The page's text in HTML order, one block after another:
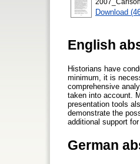
Download
English
Historians have
minimum, it is
comprehensive
taken into account.
presentation tools
demonstrate the
additional support
German